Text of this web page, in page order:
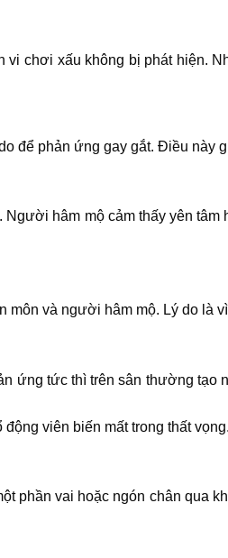
chơi xấu không bị phát hiện.
để phản ứng gay gắt. Điều này
hâm mộ cảm thấy yên
môn và người hâm mộ. Lý do là
ứng tức thì trên sân thường tạo
viên biến mất trong thất vọng.
phần vai hoặc ngón chân qua